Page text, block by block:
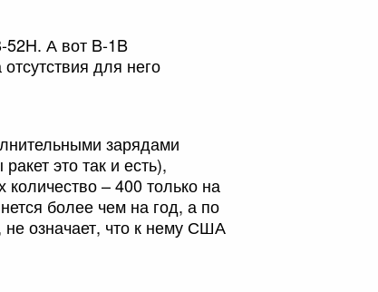
52H. А вот B-1B
для него
зарядами
это так и есть),
– 400 только на
более чем на год, а по
означает, что к нему США